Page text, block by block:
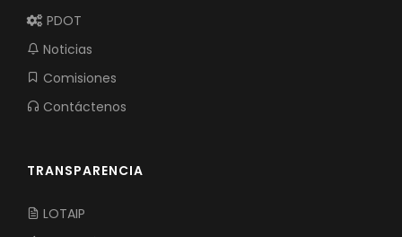
PDOT
Noticias
Comisiones
Contáctenos
TRANSPARENCIA
LOTAIP